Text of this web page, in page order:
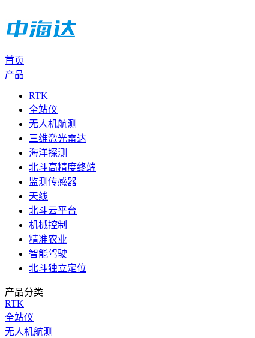
首页
产品
RTK
全站仪
无人机航测
三维激光雷达
海洋探测
北斗高精度终端
监测传感器
天线
北斗云平台
机械控制
精准农业
智能驾驶
北斗独立定位
产品分类
RTK
全站仪
无人机航测